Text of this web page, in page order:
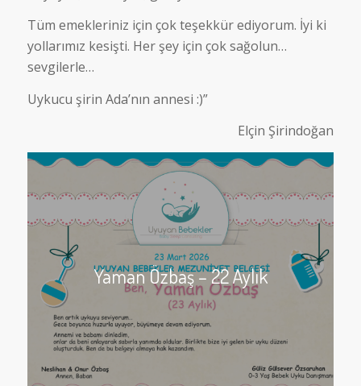
Tüm emekleriniz için çok teşekkür ediyorum. İyi ki
yollarımız kesişti. Her şey için çok sağolun…
sevgilerle…
Uykucu şirin Ada’nın annesi :)”
Elçin Şirindoğan
Yaman Özbaş – 22 Aylık